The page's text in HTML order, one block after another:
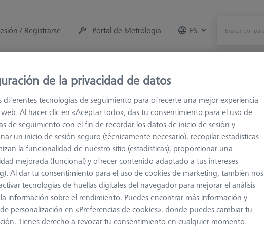
/ Registrarse Portal de Metrología ES
la máquina Sala de Medición Formaciones
de conexión M2 Nudillos y elementos giratorios
Clasificar resultados
Disponibilidad
Disponibilidad Precio de lista
de la privacidad de datos
diferentes tecnologías de seguimiento para ofrecerte una mejor experiencia
Al hacer clic en «Aceptar todo», das tu consentimiento para el uso de
de seguimiento con el fin de recordar los datos de inicio de sesión y
un inicio de sesión seguro (técnicamente necesario), recopilar estadísticas
la funcionalidad de nuestro sitio (estadísticas), proporcionar una
mejorada (funcional) y ofrecer contenido adaptado a tus intereses
Al dar tu consentimiento para el uso de cookies de marketing, también nos
tecnologías de huellas digitales del navegador para mejorar el análisis
información sobre el rendimiento. Puedes encontrar más información y
personalización en «Preferencias de cookies», donde puedes cambiar tu
Tienes derecho a revocar tu consentimiento en cualquier momento.